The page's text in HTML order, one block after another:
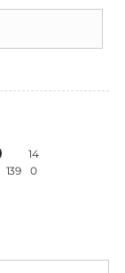
139
14
0